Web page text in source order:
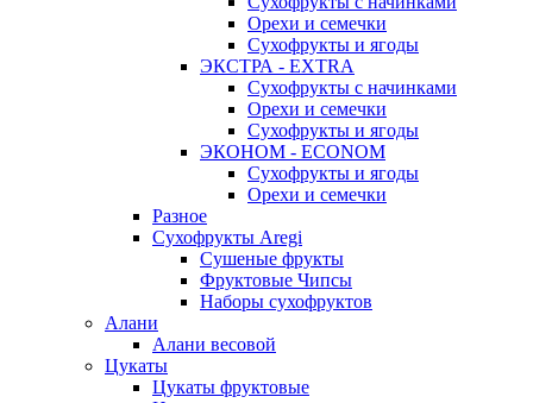
Орехи и семечки
Сухофрукты и ягоды
ЭКСТРА - EXTRA
Сухофрукты с начинками
Орехи и семечки
Сухофрукты и ягоды
ЭКОНОМ - ECONOM
Сухофрукты и ягоды
Орехи и семечки
Разное
Сухофрукты Aregi
Сушеные фрукты
Фруктовые Чипсы
Наборы сухофруктов
Алани
Алани весовой
Цукаты
Цукаты фруктовые